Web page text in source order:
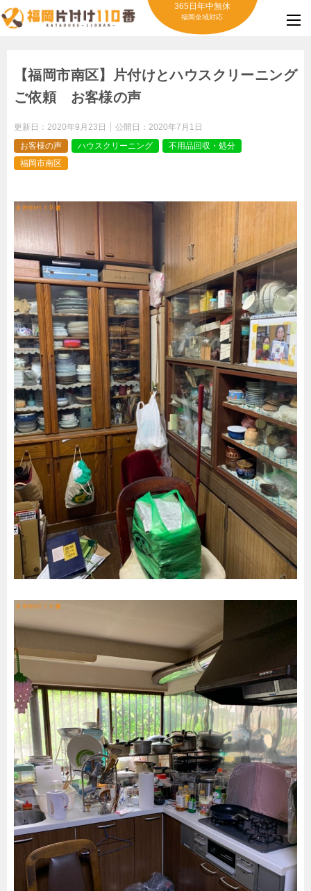
365日年中無休
福岡全域対応
【福岡市南区】片付けとハウスクリーニング
ご依頼 お客様の声
更新日： 2020年9月23日 公開日： 2020年7月1日
お客様の声
ハウスクリーニング
不用品回収・処分
福岡市南区